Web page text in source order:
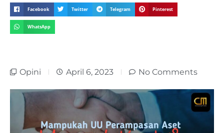
Facebook Twitter Telegram Pinterest
WhatsApp
Opini April 6, 2023 No Comments